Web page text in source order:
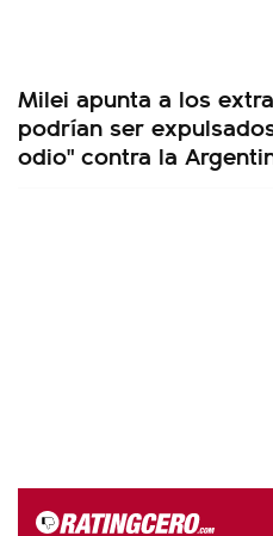
Milei apunta a los
podrían ser
odio" contra la